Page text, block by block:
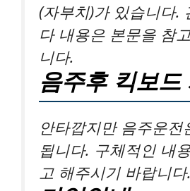
(자부치)가 있습니다.
다 내용은 본문을 참
니다.
음주후 킥보드
안타깝지만 음주운전
됩니다. 구체적인 내
고 해주시기 바랍니다.